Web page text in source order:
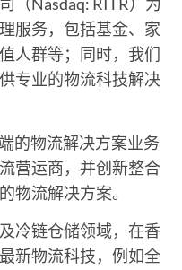
服务，包括基金、家
人群等；同时，我们
专业的物流科技解决
的物流解决方案业务
营运商，并创新整合
物流解决方案。
冷链仓储领域，在香
新物流科技，例如全